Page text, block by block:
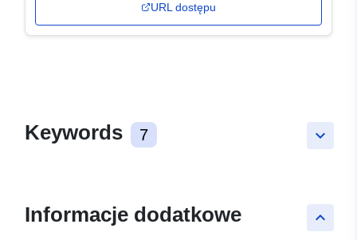
URL dostępu
keyboard_arrow_down
Keywords 7
keyboard_arrow_up
Informacje dodatkowe